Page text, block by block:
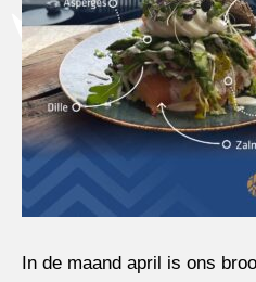
In de maand april is ons